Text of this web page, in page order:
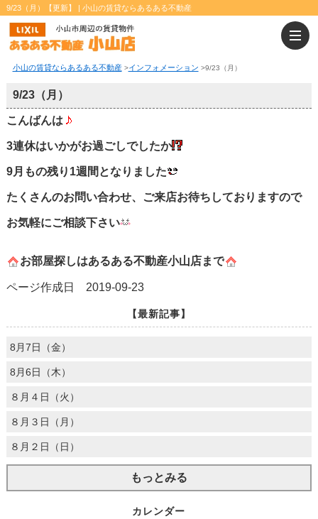
9/23（月）【更新】 | 小山の賃貸ならあるある不動産
小山の賃貸ならあるある不動産>インフォメーション >9/23（月）
9/23（月）
こんばんは
3連休はいかがお過ごしでしたか
9月もの残り1週間となりました
たくさんのお問い合わせ、ご来店お待ちしておりますので
お気軽にご相談下さい
お部屋探しはあるある不動産小山店まで
ページ作成日 2019-09-23
【最新記事】
8月7日（金）
8月6日（木）
８月４日（火）
８月３日（月）
８月２日（日）
もっとみる
カレンダー